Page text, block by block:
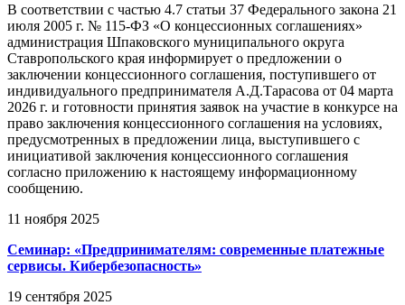
В соответствии с частью 4.7 статьи 37 Федерального закона 21
июля 2005 г. № 115-ФЗ «О концессионных соглашениях»
администрация Шпаковского муниципального округа
Ставропольского края информирует о предложении о
заключении концессионного соглашения, поступившего от
индивидуального предпринимателя А.Д.Тарасова от 04 марта
2026 г. и готовности принятия заявок на участие в конкурсе на
право заключения концессионного соглашения на условиях,
предусмотренных в предложении лица, выступившего с
инициативой заключения концессионного соглашения
согласно приложению к настоящему информационному
сообщению.
11 ноября 2025
Семинар: «Предпринимателям: современные платежные
сервисы. Кибербезопасность»
19 сентября 2025